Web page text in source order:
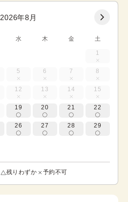
2026年8月
水 木 金 土
1
5 6 7 8
12 13 14 15
19 20 21 22
26 27 28 29
残りわずか 予約不可